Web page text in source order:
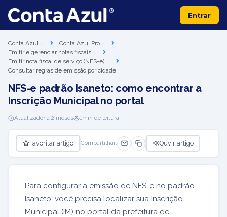
Entrar
Conta Azul
Conta Azul Pro
Emitir e gerenciar notas fiscais
Emitir nota fiscal de serviço (NFS-e)
Consultar regras de emissão por cidade
NFS-e padrão Isaneto: como encontrar a
Inscrição Municipal no portal
Atualizadohá 2 meses 1min de leitura
Favoritar artigo Compartilhar: Ouvir artigo
Para configurar a emissão de NFS-e no padrão
Isaneto, você precisa localizar sua Inscrição
Municipal (IM) no portal da prefeitura de